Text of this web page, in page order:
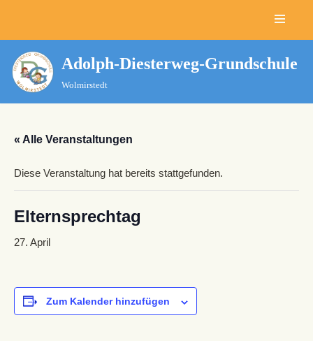
Zum
Inhalt
springen
Adolph-Diesterweg-Grundschule
Wolmirstedt
« Alle Veranstaltungen
Diese Veranstaltung hat bereits stattgefunden.
Elternsprechtag
27. April
Zum Kalender hinzufügen